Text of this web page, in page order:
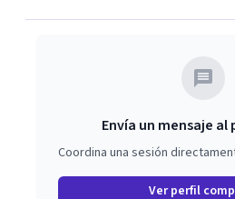
Envía un mensaje
Coordina una sesión
Ver perfil